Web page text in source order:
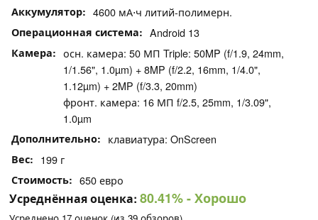
Аккумулятор 4600 мА⋅ч литий-полимерн.
Операционная система Android 13
Камера
осн. камера: 50 МП Triple: 50MP (f/1.9, 24mm,
1/1.56", 1.0µm) + 8MP (f/2.2, 16mm, 1/4.0",
1.12µm) + 2MP (f/3.3, 20mm)
фронт. камера: 16 МП f/2.5, 25mm, 1/3.09",
1.0µm
Дополнительно клавиатура: OnScreen
Вес 199 г
Стоимость 650 евро
Усреднённая оценка: 80.41%- Хорошо